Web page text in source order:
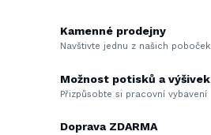
Kamenné prodejny
Navštivte jednu z našich poboček
Možnost potisků a výšivek
Přizpůsobte si pracovní vybavení
Doprava ZDARMA